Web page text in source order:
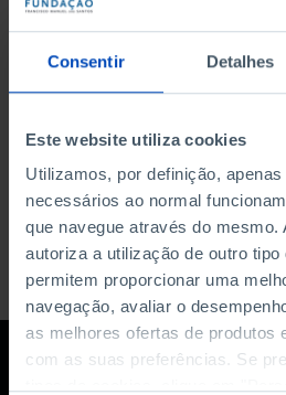
Consentir Detalhes
Este website utiliza cookies
Utilizamos, por definição,
necessários ao normal
que navegue através do mesmo.
autoriza a utilização de outro tipo
permitem proporcionar uma
navegação, avaliar o
as melhores ofertas de produtos
com as suas preferências. Se
DATA DE INÍCIO
DATA DE FIM